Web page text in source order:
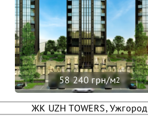
58 240 грн/м2
ЖК UZH TOWERS, Ужгород